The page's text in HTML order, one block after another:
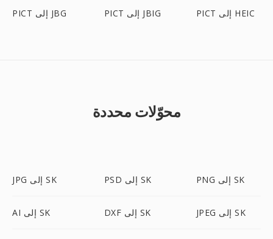
PICT إلى JBG PICT إلى JBIG PICT إلى HEIC
محوّلات محددة
JPG إلى SK PSD إلى SK PNG إلى SK
AI إلى SK DXF إلى SK JPEG إلى SK